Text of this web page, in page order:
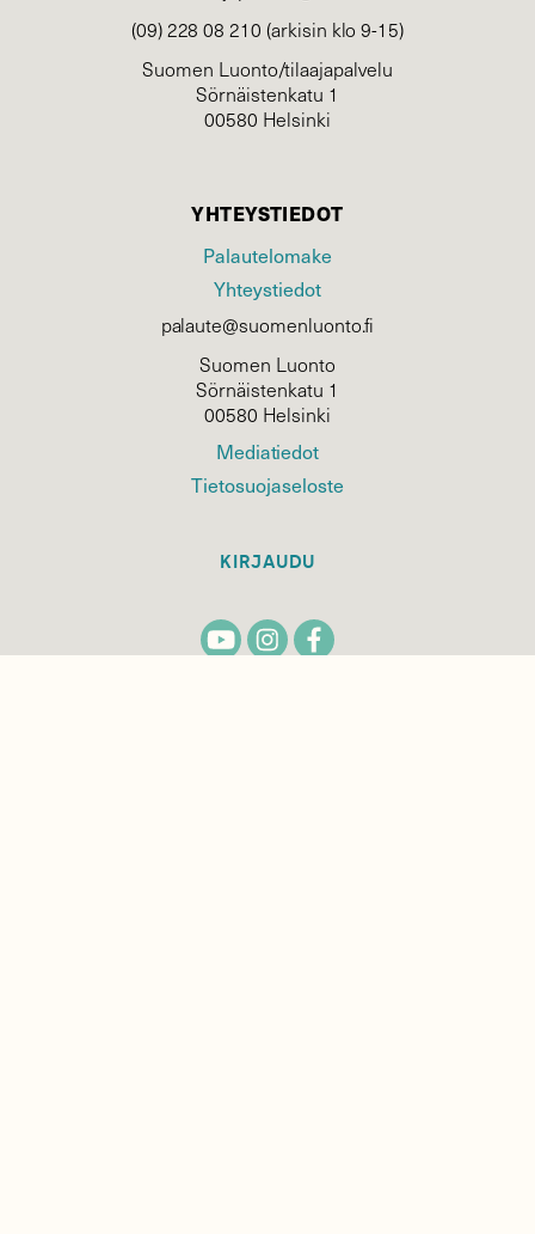
(09) 228 08 210 (arkisin klo 9-15)
Suomen Luonto/tilaajapalvelu
Sörnäistenkatu 1
00580 Helsinki
YHTEYSTIEDOT
Palautelomake
Yhteystiedot
palaute@suomenluonto.fi
Suomen Luonto
Sörnäistenkatu 1
00580 Helsinki
Mediatiedot
Tietosuojaseloste
KIRJAUDU